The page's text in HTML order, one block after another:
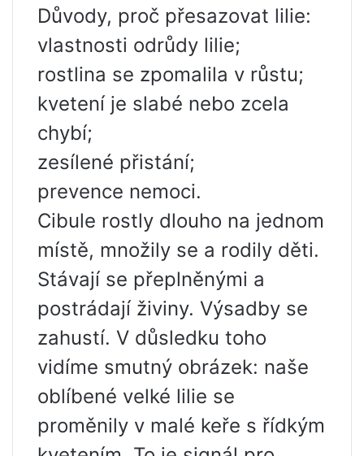
Důvody, proč přesazovat lilie:
vlastnosti odrůdy lilie;
rostlina se zpomalila v růstu;
kvetení je slabé nebo zcela
chybí;
zesílené přistání;
prevence nemoci.
Cibule rostly dlouho na jednom
místě, množily se a rodily děti.
Stávají se přeplněnými a
postrádají živiny. Výsadby se
zahustí. V důsledku toho
vidíme smutný obrázek: naše
oblíbené velké lilie se
proměnily v malé keře s řídkým